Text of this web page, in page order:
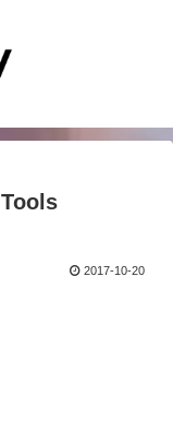
2017-10-20